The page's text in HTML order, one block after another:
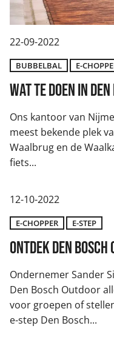
22-09-2022
BUBBELBAL E-
Wat te doen in
Ons kantoor van
meest bekende plek
Waalbrug en de
fiets...
12-10-2022
E-CHOPPER E-STEP
Ontdek Den
Ondernemer Sander
Den Bosch Outdoor
voor groepen of
e-step Den Bosch...